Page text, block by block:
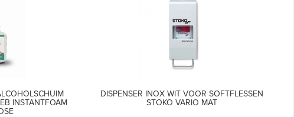
INSTANTFOAM
DISPENSER INOX WIT VOOR SOFTFLESSEN
STOKO VARIO MAT